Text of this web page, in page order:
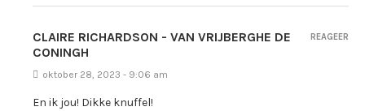
CLAIRE RICHARDSON - VAN VRIJBERGHE DE
CONINGH
oktober 28, 2023 - 9:06 am
En ik jou! Dikke knuffel!
REAGEER